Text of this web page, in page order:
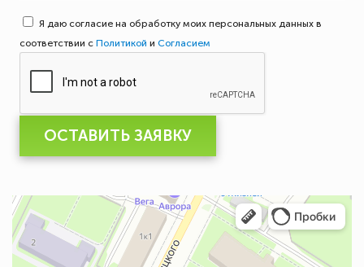
Я даю согласие на обработку моих персональных данных в
соответствии с Политикой и Согласием
ОСТАВИТЬ ЗАЯВКУ